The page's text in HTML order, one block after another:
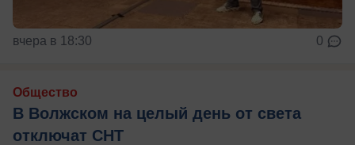
вчера в 18:30 0
Общество
В Волжском на целый день от света
отключат СНТ